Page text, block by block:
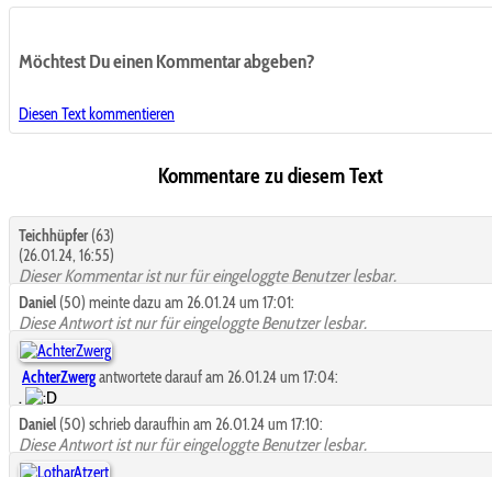
Möchtest Du einen Kommentar abgeben?
Diesen Text kommentieren
Kommentare zu diesem Text
Teichhüpfer(63)
(26.01.24, 16:55)
Dieser Kommentar ist nur für eingeloggte Benutzer lesbar.
Daniel (50) meinte dazu am 26.01.24 um 17:01:
Diese Antwort ist nur für eingeloggte Benutzer lesbar.
AchterZwergantwortete darauf am 26.01.24 um 17:04:
.
Daniel (50) schrieb daraufhin am 26.01.24 um 17:10:
Diese Antwort ist nur für eingeloggte Benutzer lesbar.